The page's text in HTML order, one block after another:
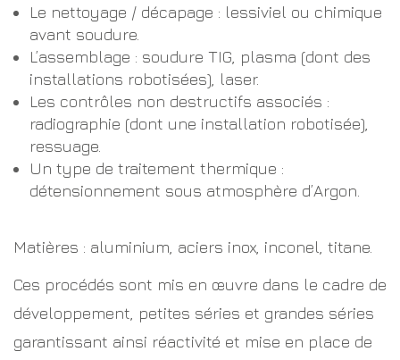
Le nettoyage / décapage : lessiviel ou chimique
avant soudure.
L’assemblage : soudure TIG, plasma (dont des
installations robotisées), laser.
Les contrôles non destructifs associés :
radiographie (dont une installation robotisée),
ressuage.
Un type de traitement thermique :
détensionnement sous atmosphère d’Argon.
Matières : aluminium, aciers inox, inconel, titane.
Ces procédés sont mis en œuvre dans le cadre de
développement, petites séries et grandes séries
garantissant ainsi réactivité et mise en place de